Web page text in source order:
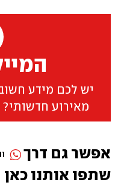
יש לכם מידע
מאירוע
שתפו אותנו כאן
אפשר גם דרך